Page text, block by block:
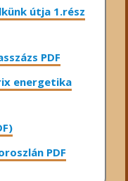
útja 1.rész
PDF
energetika
PDF